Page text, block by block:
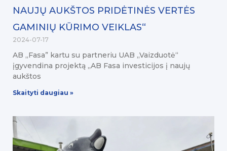
NAUJŲ AUKŠTOS PRIDĖTINĖS VERTĖS
GAMINIŲ KŪRIMO VEIKLAS“
2024-07-17
AB „Fasa” kartu su partneriu UAB „Vaizduotė“
įgyvendina projektą „AB Fasa investicijos į naujų
aukštos
Skaityti daugiau »